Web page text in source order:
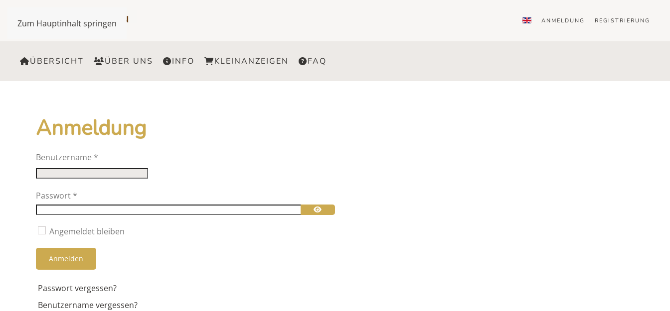
Zum Hauptinhalt springen ANMELDUNG REGISTRIERUNG
ÜBERSICHT ÜBER UNS INFO KLEINANZEIGEN FAQ
Anmeldung
Benutzername *
Passwort *
Passwort anzeigen
Angemeldet bleiben
Anmelden
Passwort vergessen?
Benutzername vergessen?